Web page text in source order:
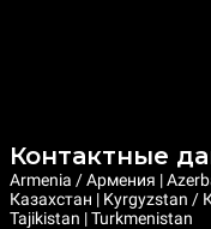
Контактные
Armenia / Армения |
Казахстан | Kyrgyzstan /
Tajikistan | Turkmenistan